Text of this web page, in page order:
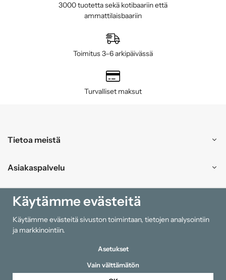
3000 tuotetta sekä kotibaariin että
ammattilaisbaariin
Toimitus 3–6 arkipäivässä
Turvalliset maksut
Tietoa meistä
Asiakaspalvelu
Ostokset
Tiedot
Käytämme evästeitä
Käytämme evästeitä sivuston toimintaan, tietojen analysointiin
ja markkinointiin.
Asetukset
Vain välttämätön